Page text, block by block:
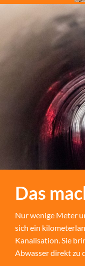
Das
Nur wenige Meter
sich ein
Kanalisation. Sie
Abwasser direkt zu